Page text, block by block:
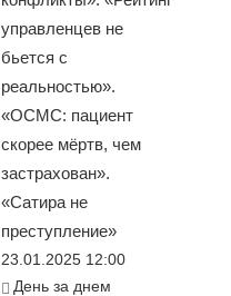
управленцев не
бьется с
реальностью».
«ОСМС: пациент
скорее мёртв, чем
застрахован».
«Сатира не
преступление»
23.01.2025 12:00
День за днем